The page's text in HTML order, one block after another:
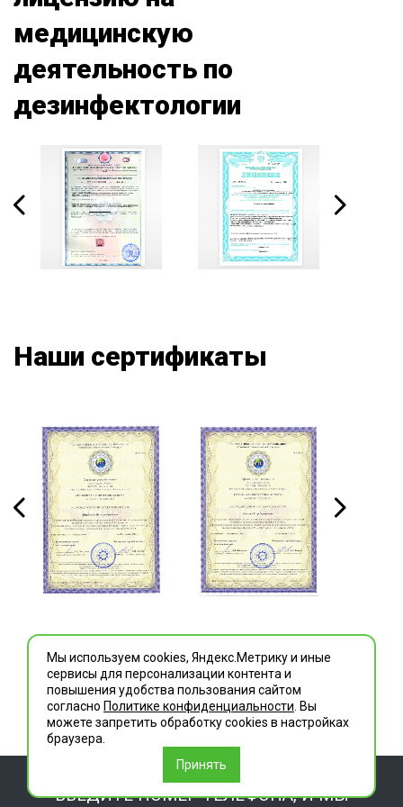
медицинскую
деятельность по
дезинфектологии
Наши сертификаты
ВВЕДИТЕ НОМЕР ТЕЛЕФОНА, И МЫ
Мы используем cookies, Яндекс.Метрику и иные
сервисы для персонализации контента и
повышения удобства пользования сайтом
согласно Политике конфиденциальности . Вы
можете запретить обработку сookies в настройках
браузера.
Принять